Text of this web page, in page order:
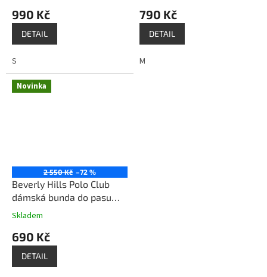
990 Kč
DETAIL
S
790 Kč
DETAIL
M
Novinka
2 550 Kč –72 %
Beverly Hills Polo Club
dámská bunda do pasu
hnědá
Skladem
690 Kč
DETAIL